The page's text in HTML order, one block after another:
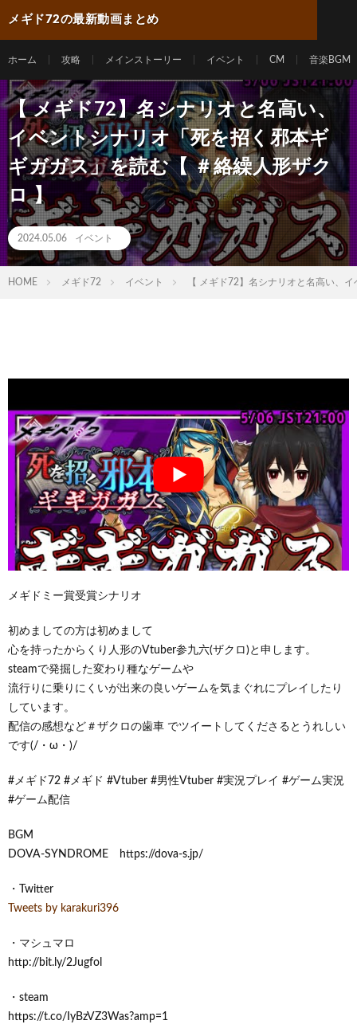
メギド72の最新動画まとめ
ホーム 攻略 メインストーリー イベント CM 音楽BGM
【 メギド72】名シナリオと名高い、
イベントシナリオ「死を招く邪本ギ
ギガガス」を読む【 ＃絡繰人形ザク
ロ 】
2024.05.06 イベント
HOME メギド72 イベント 【 メギド72】名シナリオと名高い、
メギドミー賞受賞シナリオ
初めましての方は初めまして
心を持ったからくり人形のVtuber参九六(ザクロ)と申します。
steamで発掘した変わり種なゲームや
流行りに乗りにくいが出来の良いゲームを気まぐれにプレイしたり
しています。
配信の感想など＃ザクロの歯車 でツイートしてくださるとうれしい
です(/・ω・)/
#メギド72 #メギド #Vtuber #男性Vtuber #実況プレイ #ゲーム実況
#ゲーム配信
BGM
DOVA-SYNDROME https://dova-s.jp/
・Twitter
Tweets by karakuri396
・マシュマロ
http://bit.ly/2Jugfol
・steam
https://t.co/IyBzVZ3Was?amp=1